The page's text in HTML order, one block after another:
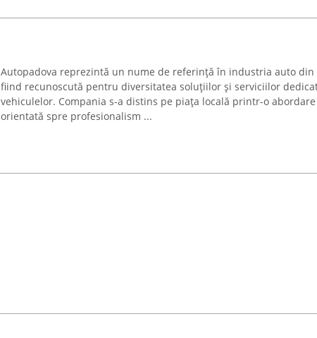
Autopadova reprezintă un nume de referință în industria auto din
fiind recunoscută pentru diversitatea soluțiilor și serviciilor
vehiculelor. Compania s-a distins pe piața locală printr-o
orientată spre profesionalism ...